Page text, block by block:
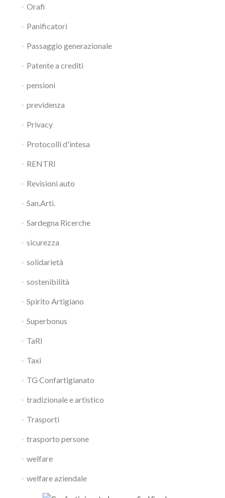
Orafi
Panificatori
Passaggio generazionale
Patente a crediti
pensioni
previdenza
Privacy
Protocolli d'intesa
RENTRI
Revisioni auto
San.Arti.
Sardegna Ricerche
sicurezza
solidarietà
sostenibilità
Spirito Artigiano
Superbonus
TaRI
Taxi
TG Confartigianato
tradizionale e artistico
Trasporti
trasporto persone
welfare
welfare aziendale